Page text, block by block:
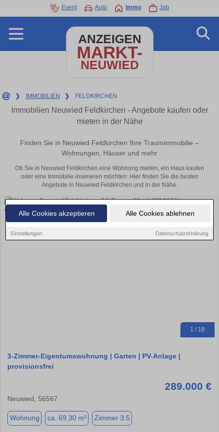
Alle Cookies akzeptieren Alle Cookies ablehnen
Einstellungen Datenschutzerklärung
Event Auto Immo Job
ANZEIGEN
MARKT-
NEUWIED
❯ IMMOBILIEN ❯ FELDKIRCHEN
Immobilien Neuwied Feldkirchen - Angebote kaufen oder
mieten in der Nähe
Finden Sie in Neuwied Feldkirchen Ihre Traumimmobilie –
Wohnungen, Häuser und mehr
Ob Sie in Neuwied Feldkirchen eine Wohnung mieten, ein Haus kaufen
oder eine Immobilie inserieren möchten: Hier finden Sie die besten
Angebote in Neuwied Feldkirchen und in der Nähe.
1 / 18
3-Zimmer-Eigentumswohnung | Garten | PV-Anlage |
provisionsfrei
289.000 €
Neuwied, 56567
Wohnung ca. 69,30 m² Zimmer 3.5